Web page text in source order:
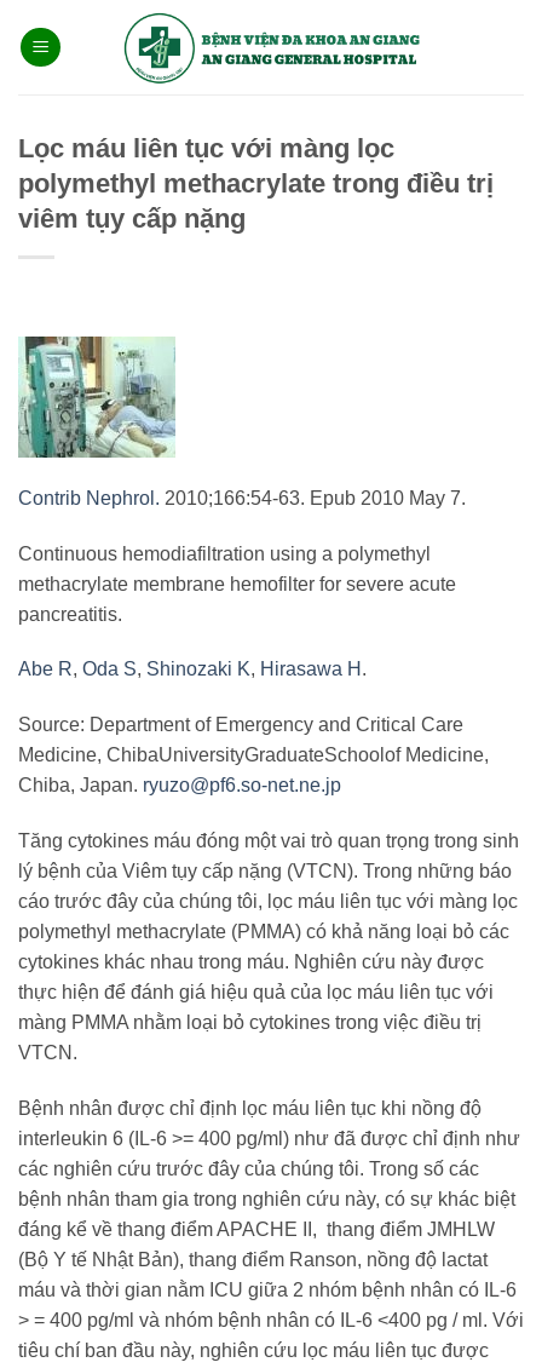
qua
Lọc máu liên tục với màng lọc
polymethyl methacrylate trong điều trị
viêm tụy cấp nặng
Contrib Nephrol. 2010;166:54-63. Epub 2010 May 7.
Continuous hemodiafiltration using a polymethyl
methacrylate membrane hemofilter for severe acute
pancreatitis.
Abe R, Oda S, Shinozaki K, Hirasawa H .
Source: Department of Emergency and Critical Care
Medicine, ChibaUniversityGraduateSchoolof Medicine,
Chiba, Japan. ryuzo@pf6.so-net.ne.jp
Tăng cytokines máu đóng một vai trò quan trọng trong sinh
lý bệnh của Viêm tụy cấp nặng (VTCN). Trong những báo
cáo trước đây của chúng tôi, lọc máu liên tục với màng lọc
polymethyl methacrylate (PMMA) có khả năng loại bỏ các
cytokines khác nhau trong máu. Nghiên cứu này được
thực hiện để đánh giá hiệu quả của lọc máu liên tục với
màng PMMA nhằm loại bỏ cytokines trong việc điều trị
VTCN.
Bệnh nhân được chỉ định lọc máu liên tục khi nồng độ
interleukin 6 (IL-6 >= 400 pg/ml) như đã được chỉ định như
các nghiên cứu trước đây của chúng tôi. Trong số các
bệnh nhân tham gia trong nghiên cứu này, có sự khác biệt
đáng kể về thang điểm APACHE II, thang điểm JMHLW
(Bộ Y tế Nhật Bản), thang điểm Ranson, nồng độ lactat
máu và thời gian nằm ICU giữa 2 nhóm bệnh nhân có IL-6
> = 400 pg/ml và nhóm bệnh nhân có IL-6 <400 pg / ml. Với
tiêu chí ban đầu này, nghiên cứu lọc máu liên tục được